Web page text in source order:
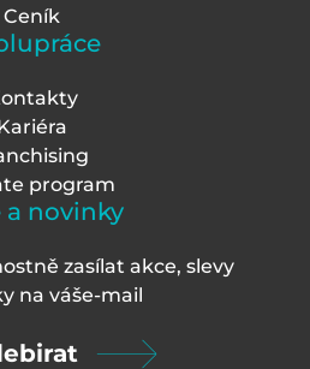
Ceník
program
a novinky
zasílat akce, slevy
na váše-mail